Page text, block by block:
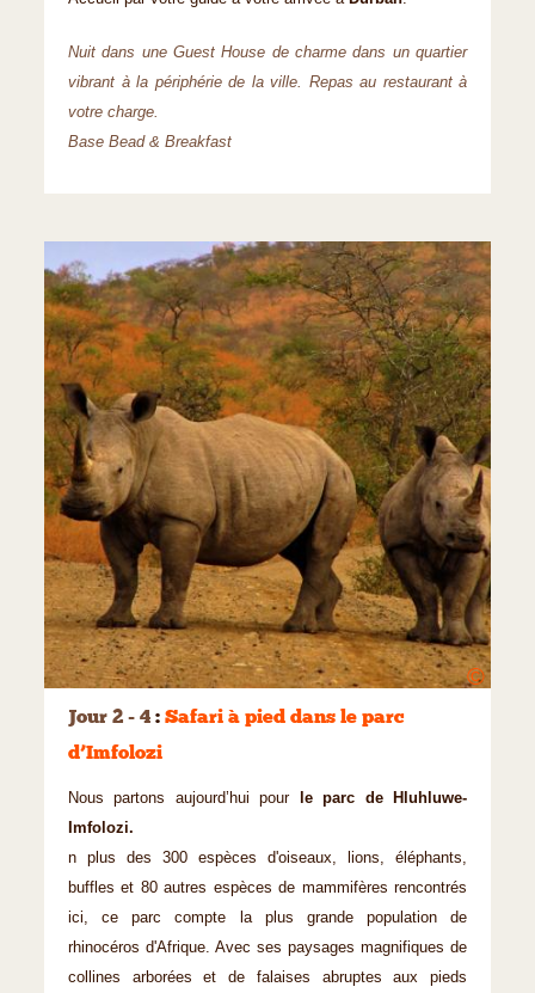
Nuit dans une Guest House de charme dans un quartier
vibrant à la périphérie de la ville. Repas au restaurant à
votre charge.
Base Bead & Breakfast
©
Jour 2 - 4 : Safari à pied dans le parc
d’Imfolozi
Nous partons aujourd’hui pour
le parc de Hluhluwe-
Imfolozi.
n plus des 300 espèces d'oiseaux, lions, éléphants,
buffles et 80 autres espèces de mammifères rencontrés
ici, ce parc compte la plus grande population de
rhinocéros d'Afrique. Avec ses paysages magnifiques de
collines arborées et de falaises abruptes aux pieds